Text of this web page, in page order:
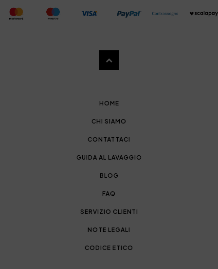
HOME
CHI SIAMO
CONTATTACI
GUIDA AL LAVAGGIO
BLOG
FAQ
SERVIZIO CLIENTI
NOTE LEGALI
CODICE ETICO